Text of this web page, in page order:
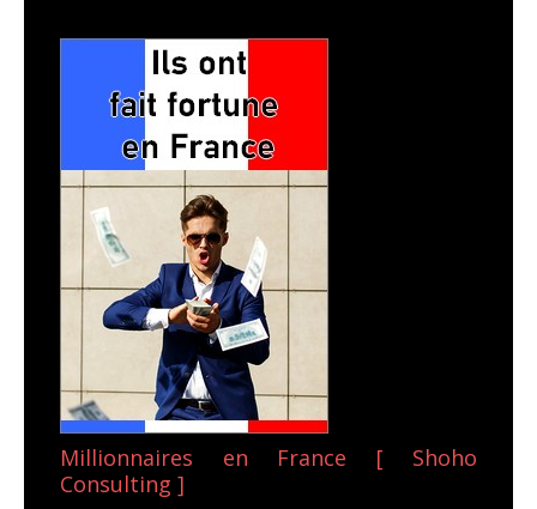
Millionnaires en France [ Shoho
Consulting ]